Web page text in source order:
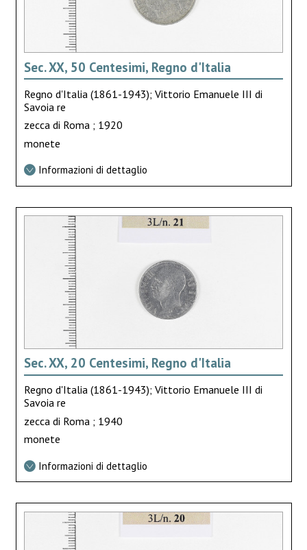
Sec. XX, 50 Centesimi, Regno d'Italia
Regno d'Italia (1861-1943); Vittorio Emanuele III di
Savoia re
zecca di Roma ; 1920
monete
Informazioni di dettaglio
Sec. XX, 20 Centesimi, Regno d'Italia
Regno d'Italia (1861-1943); Vittorio Emanuele III di
Savoia re
zecca di Roma ; 1940
monete
Informazioni di dettaglio